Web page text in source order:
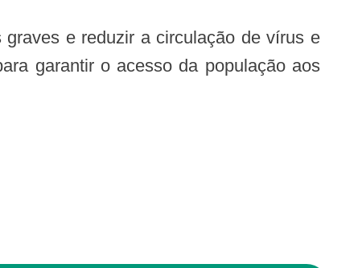
garantir o acesso da população aos